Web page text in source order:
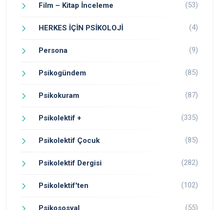
Film – Kitap İnceleme (53)
HERKES İÇİN PSİKOLOJİ (4)
Persona (9)
Psikogündem (85)
Psikokuram (87)
Psikolektif + (335)
Psikolektif Çocuk (85)
Psikolektif Dergisi (282)
Psikolektif'ten (102)
Psikososyal (55)